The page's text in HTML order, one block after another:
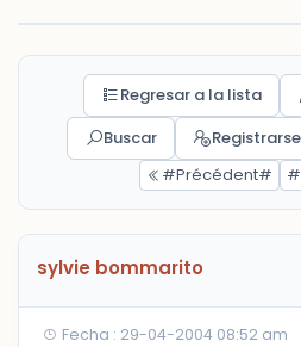
Regresar a la lista
Buscar
Registrarse
#Précédent#
sylvie bommarito
Fecha : 29-04-2004 08:52 am